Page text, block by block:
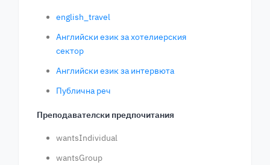
english_travel
Английски език за хотелиерския
сектор
Английски език за интервюта
Публична реч
Преподавателски предпочитания
wantsIndividual
wantsGroup